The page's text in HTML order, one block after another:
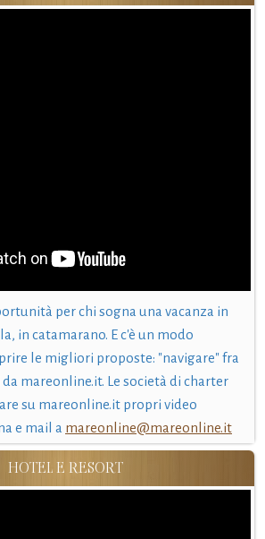
per chi sogna una vacanza in
in catamarano. E c'è un modo
le migliori proposte: "navigare" fra
mareonline.it. Le società di charter
su mareonline.it propri video
e mail a mareonline@mareonline.it
HOTEL E RESORT